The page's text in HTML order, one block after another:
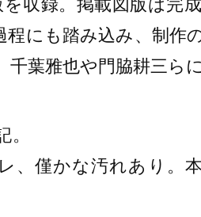
程にも踏み込み、制作
千葉雅也や門脇耕三ら
、僅かな汚れあり。